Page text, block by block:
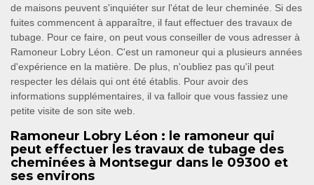
de maisons peuvent s'inquiéter sur l'état de leur cheminée. Si des
fuites commencent à apparaître, il faut effectuer des travaux de
tubage. Pour ce faire, on peut vous conseiller de vous adresser à
Ramoneur Lobry Léon. C'est un ramoneur qui a plusieurs années
d'expérience en la matière. De plus, n'oubliez pas qu'il peut
respecter les délais qui ont été établis. Pour avoir des
informations supplémentaires, il va falloir que vous fassiez une
petite visite de son site web.
Ramoneur Lobry Léon : le ramoneur qui
peut effectuer les travaux de tubage des
cheminées à Montsegur dans le 09300 et
ses environs